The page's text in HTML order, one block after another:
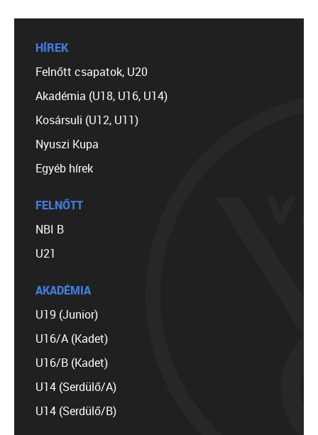
HÍREK
Felnőtt csapatok, U20
Akadémia (U18, U16, U14)
Kosársuli (U12, U11)
Nyuszi Kupa
Egyéb hírek
FELNŐTT
NBI B
U21
AKADÉMIA
U19 (Junior)
U16/A (Kadet)
U16/B (Kadet)
U14 (Serdülő/A)
U14 (Serdülő/B)